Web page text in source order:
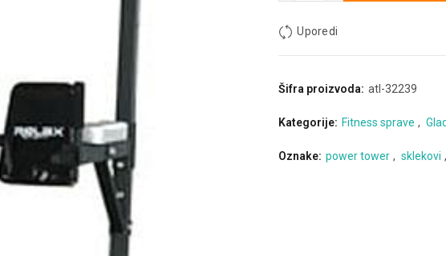
Uporedi
Šifra proizvoda: atl-32239
Kategorije: Fitness sprave ,
Oznake: power tower , sklekovi ,